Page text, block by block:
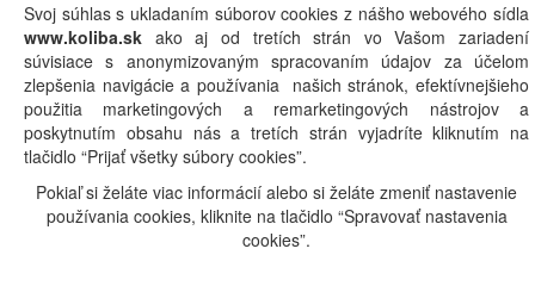
Svoj súhlas s ukladaním súborov cookies z nášho webového sídla
www.koliba.sk ako aj od tretích strán vo Vašom zariadení
súvisiace s anonymizovaným spracovaním údajov za účelom
zlepšenia navigácie a používania našich stránok, efektívnejšieho
použitia marketingových a remarketingových nástrojov a
poskytnutím obsahu nás a tretích strán vyjadríte kliknutím na
tlačidlo “Prijať všetky súbory cookies”.
Pokiaľ si želáte viac informácií alebo si želáte zmeniť nastavenie
používania cookies, kliknite na tlačidlo “Spravovať nastavenia
cookies”.